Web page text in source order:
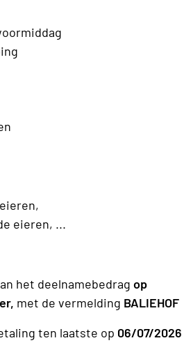
eieren, ...
het deelnamebedrag op
met de vermelding BALIEHOF
ten laatste op 06/07/2026